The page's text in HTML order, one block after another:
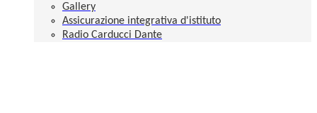
Gallery
Assicurazione integrativa d'istituto
Radio Carducci Dante